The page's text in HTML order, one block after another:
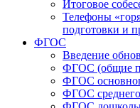
Итоговое
Телефоны
подготовки и
ФГОС
Введение
ФГОС (общие
ФГОС
ФГОС среднего